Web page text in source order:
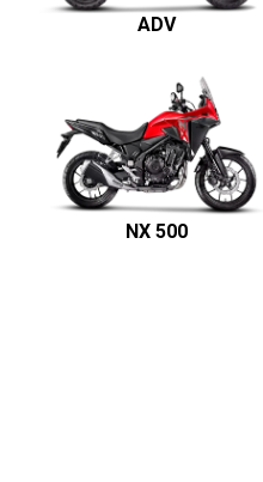
ADV
NX 500